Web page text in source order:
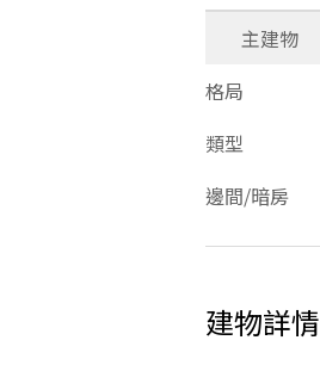
主建物
格局
類型
邊間/暗房
建物詳情